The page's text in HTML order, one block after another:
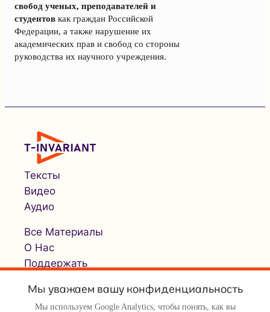
свобод ученых, преподавателей и
студентов как граждан Российской
Федерации, а также нарушение их
академических прав и свобод со стороны
руководства их научного учреждения.
Тексты
Видео
Аудио
Все Материалы
О Нас
Поддержать
Мы уважаем вашу конфиденциальность
Мы используем Google Analytics, чтобы понять, как вы